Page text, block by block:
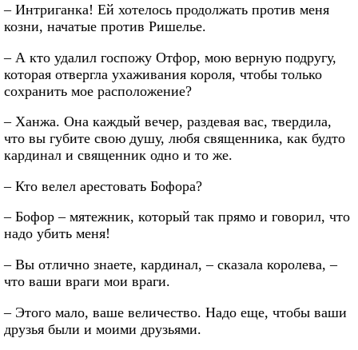
– Интриганка! Ей хотелось продолжать против меня
козни, начатые против Ришелье.
– А кто удалил госпожу Отфор, мою верную подругу,
которая отвергла ухаживания короля, чтобы только
сохранить мое расположение?
– Ханжа. Она каждый вечер, раздевая вас, твердила,
что вы губите свою душу, любя священника, как будто
кардинал и священник одно и то же.
– Кто велел арестовать Бофора?
– Бофор – мятежник, который так прямо и говорил, что
надо убить меня!
– Вы отлично знаете, кардинал, – сказала королева, –
что ваши враги мои враги.
– Этого мало, ваше величество. Надо еще, чтобы ваши
друзья были и моими друзьями.